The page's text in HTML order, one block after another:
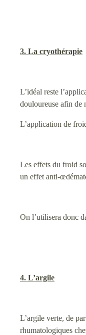
3. La cryothérapie
L’idéal reste
douloureuse afin de
L’application de
Les effets du froid
un effet anti-
On l’utilisera donc
4. L’argile
L’argile verte, de
rhumatologiques